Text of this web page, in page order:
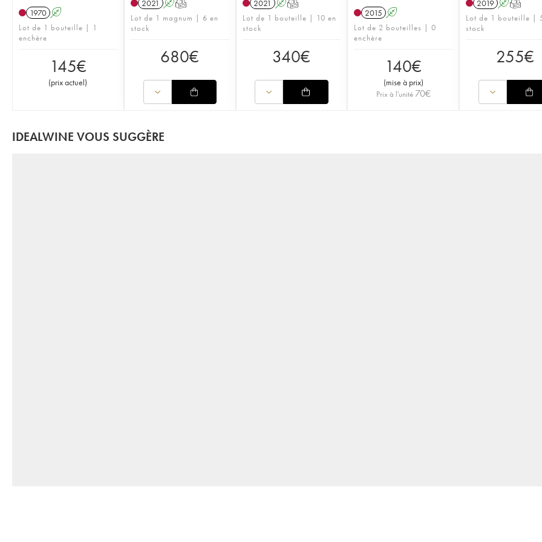
1970 A
Lot de 1 bouteille | 1
enchère
145€
(prix actuel)
2021 AT
Lot de 1 magnum | 6 en
stock
680€
2021 AT
Lot de 1 bouteille | 10 en
stock
340€
2015 A
Lot de 2 bouteilles | 0
enchère
140€
(mise à prix)
Prix à l'unité 70€
2019 AT
Lot de 1 bouteille |
stock
255€
IDEALWINE VOUS SUGGÈRE